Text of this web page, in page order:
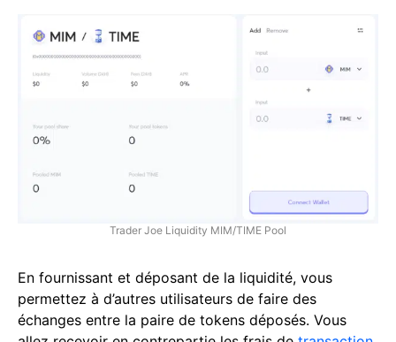
Trader Joe Liquidity MIM/TIME Pool
En fournissant et déposant de la liquidité, vous
permettez à d’autres utilisateurs de faire des
échanges entre la paire de tokens déposés. Vous